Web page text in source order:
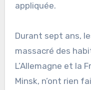
appliquée.
Durant sept ans,
massacré des
L’Allemagne et la
Minsk, n’ont rien